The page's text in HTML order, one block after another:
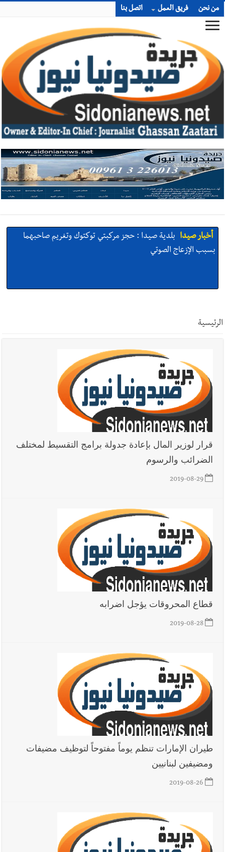
من نحن فريق العمل اتصل بنا
أخبار صيدا بلدية صيدا : حجز مركبتي توكتوك وتغريم صاحبهما
بسبب الإزعاج الصوتي
القدرات -صيدا
أخبار صيدا
بلدية صيدا ومؤسسة الحريري تعقدان الاجتماع
التشاوري الأول للمرصد الحضري
أخبار صيدا بالصور : بلدية صيدا تستقبل السيد محمد زيدان:
استعراض شامل لمشاريع وتأكيدٌ على حماية القيمة التراثية للمدينة
القديمة
أخبار صيدا عمر مرجان يطلق أكاديمية نادي الحرية لكرة القدم
أخبار لبنان حراك ديبلوماسي للتجديد لـ اليونيفيل .. مسؤول غربي
يُحذّر من الفراغ !
أخبار لبنان ليلة سقوط رياض سلامة... هل ننتظر الحقيقة؟
أخبار لبنان ثقوب في اقتراح قانون الإعلام
أخبار لبنان هكذا خبأت إسرائيل شيطان التفاصيل !
أخبار لبنان
شدد على تفهم ترامب واردوغان لوضع لبنان وكشف عن مؤتمر
اقتصادي يتم العمل عليه في واشنطن
الرئيسية
قرار لوزير المال بإعادة جدولة برامج التقسيط لمختلف
الضرائب والرسوم
2019-08-29
قطاع المحروقات يؤجل اضرابه
2019-08-28
طيران الإمارات تنظم يوماً مفتوحاً لتوظيف مضيفات
ومضيفين لبنانيين
2019-08-26